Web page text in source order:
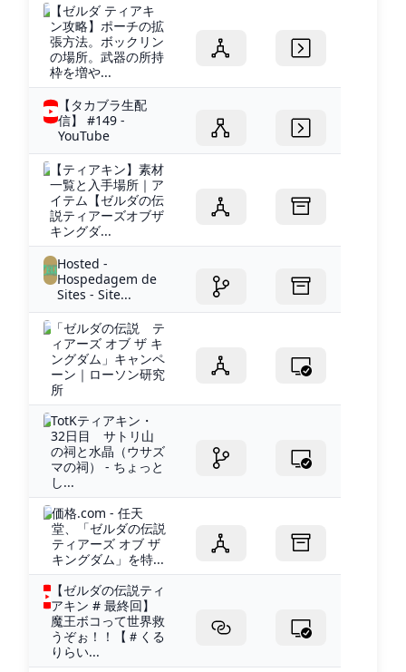
【ゼルダ ティアキ
ン攻略】ポーチの拡
張方法。ボックリン
の場所。武器の所持
枠を増や...
【タカブラ生配
信】 #149 -
YouTube
【ティアキン】素材
一覧と入手場所｜ア
イテム【ゼルダの伝
説ティアーズオブザ
キングダ...
Hosted -
Hospedagem de
Sites - Site...
「ゼルダの伝説 テ
ィアーズ オブ ザ キ
ングダム」キャンペ
ーン｜ローソン研究
所
TotKティアキン・
32日目 サトリ山
の祠と水晶（ウサズ
マの祠） - ちょっと
し...
価格.com - 任天
堂、「ゼルダの伝説
ティアーズ オブ ザ
キングダム」を特...
【ゼルダの伝説ティ
アキン # 最終回】
魔王ボコって世界救
うぞぉ！！【＃くる
りらい...